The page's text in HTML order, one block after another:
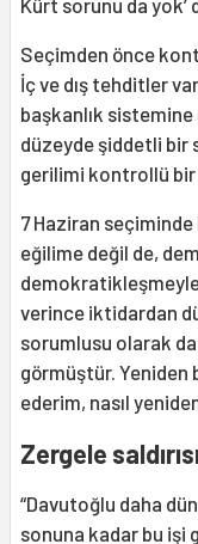
Kürt sorunu da yok’
Seçimden önce
İç ve dış tehditler
başkanlık
düzeyde şiddetli bir
gerilimi kontrollü
7 Haziran
eğilime değil de,
verince iktidardan
sorumlusu olarak da
görmüştür. Yeniden
ederim, nasıl
Zergele
“Davutoğlu daha
sonuna kadar bu işi